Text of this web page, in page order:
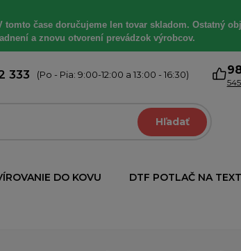
čase doručujeme len tovar skladom. Ostatný
a znovu otvorení prevádzok výrobcov.
333 (Po - Pia: 9:00-12:00 a 13:00 - 16:30)
Hľadať
DO KOVU DTF POTLAČ NA